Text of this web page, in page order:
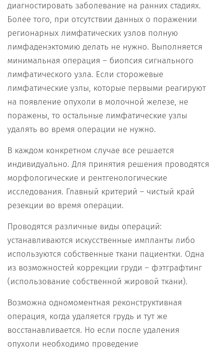
диагностировать заболевание на ранних стадиях.
Более того, при отсутствии данных о поражении
регионарных лимфатических узлов полную
лимфаденэктомию делать не нужно. Выполняется
минимальная операция – биопсия сигнального
лимфатического узла. Если сторожевые
лимфатические узлы, которые первыми реагируют
на появление опухоли в молочной железе, не
поражены, то остальные лимфатические узлы
удалять во время операции не нужно.
В каждом конкретном случае все решается
индивидуально. Для принятия решения проводятся
морфологические и рентгенологические
исследования. Главный критерий – чистый край
резекции во время операции.
Проводятся различные виды операций:
устанавливаются искусственные импланты либо
используются собственные ткани пациентки. Одна
из возможностей коррекции груди – фэтграфтинг
(использование собственной жировой ткани).
Возможна одномоментная реконструктивная
операция, когда удаляется грудь и тут же
восстанавливается. Но если после удаления
опухоли необходимо проведение